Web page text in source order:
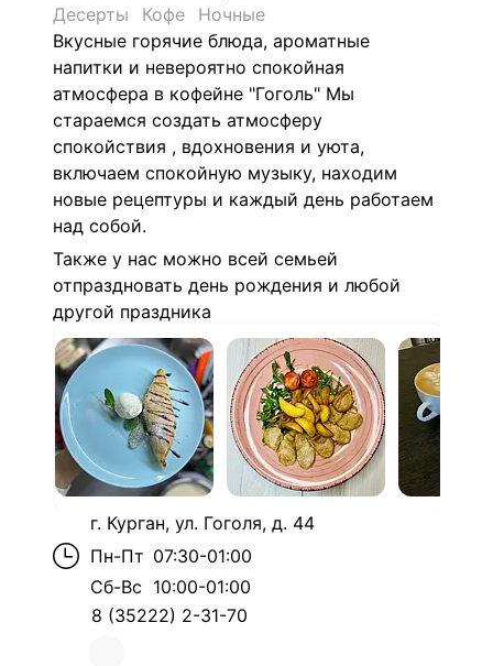
Десерты
Кофе
Ночные
Вкусные горячие блюда, ароматные
напитки и невероятно спокойная
атмосфера в кофейне "Гоголь" Мы
стараемся создать атмосферу
спокойствия , вдохновения и уюта,
включаем спокойную музыку, находим
новые рецептуры и каждый день работаем
над собой.
Также у нас можно всей семьей
отпраздновать день рождения и любой
другой праздника
г. Курган, ул. Гоголя, д. 44
Пн-Пт 07:30-01:00
Сб-Вс 10:00-01:00
8 (35222) 2-31-70